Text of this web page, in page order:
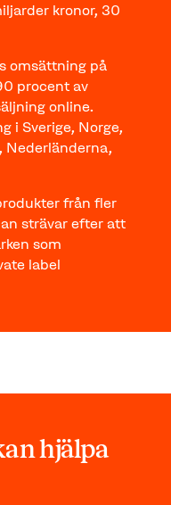
kronor, 30
omsättning på
procent av
online.
i Sverige, Norge,
Nederländerna,
från fler
strävar efter att
som
label
hjälpa